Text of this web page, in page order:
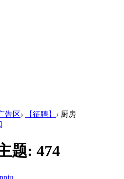
告区› 【征聘】 › 厨房
题: 474